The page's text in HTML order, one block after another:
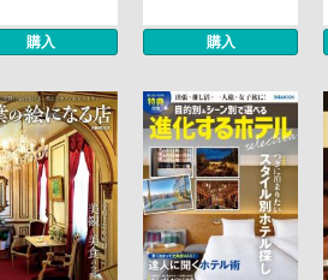
購入 購入